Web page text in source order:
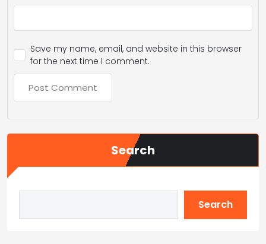
Save my name, email, and website in this browser
for the next time I comment.
Search
Search